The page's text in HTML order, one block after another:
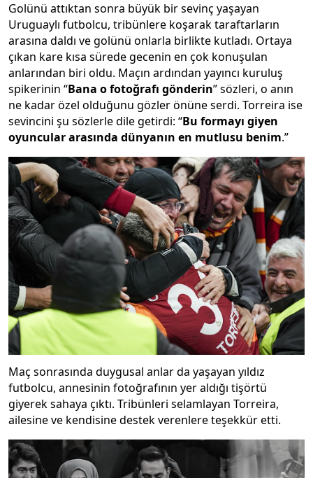
Golünü attıktan sonra büyük bir sevinç yaşayan
Uruguaylı futbolcu, tribünlere koşarak taraftarların
arasına daldı ve golünü onlarla birlikte kutladı. Ortaya
çıkan kare kısa sürede gecenin en çok konuşulan
anlarından biri oldu. Maçın ardından yayıncı kuruluş
spikerinin “Bana o fotoğrafı gönderin” sözleri, o anın
ne kadar özel olduğunu gözler önüne serdi. Torreira ise
sevincini şu sözlerle dile getirdi: “Bu formayı giyen
oyuncular arasında dünyanın en mutlusu benim.”
Maç sonrasında duygusal anlar da yaşayan yıldız
futbolcu, annesinin fotoğrafının yer aldığı tişörtü
giyerek sahaya çıktı. Tribünleri selamlayan Torreira,
ailesine ve kendisine destek verenlere teşekkür etti.